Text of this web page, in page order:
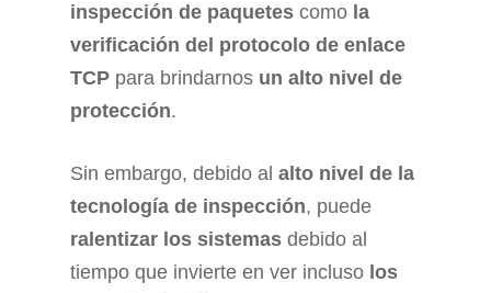
inspección de paquetes como la
verificación del protocolo de enlace
TCP para brindarnos un alto nivel de
protección.
Sin embargo, debido al alto nivel de la
tecnología de inspección, puede
ralentizar los sistemas debido al
tiempo que invierte en ver incluso los